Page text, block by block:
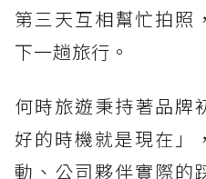
第三天互相幫忙拍照
下一趟旅行。
何時旅遊秉持著品牌
好的時機就是現在」
動、公司夥伴實際的